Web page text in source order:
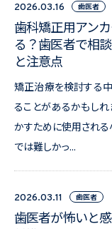
2026.03.16 歯医者
歯科矯正用アン
る？歯医者で相
と注意点
矯正治療を検討する中
ることがあるかもしれ
かすために使用される
では難しかっ...
2026.03.11 歯医者
歯医者が怖いと